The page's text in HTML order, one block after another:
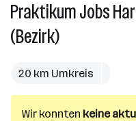
PraktikumJobs
(Bezirk)
20 km Umkreis
Wir konnten keine